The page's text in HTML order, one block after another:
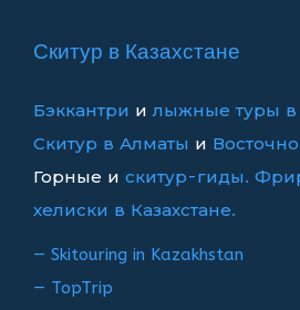
Скитур в Казахстане
Бэккантри илыжные туры в
Скитур в Алматы и
Горные и скитур-гиды.
хелиски в Казахстане.
— Skitouring in Kazakhstan
— TopTrip